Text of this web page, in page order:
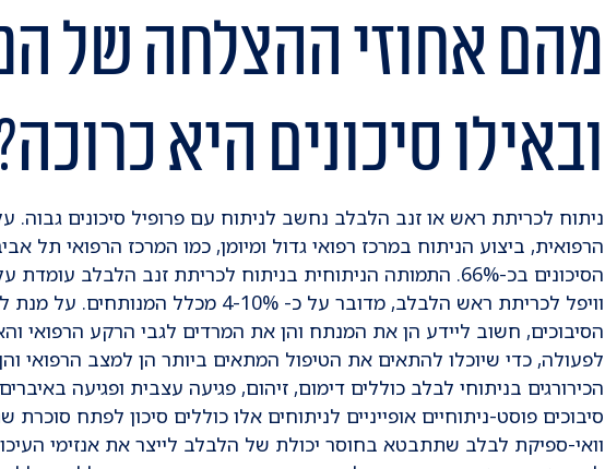
מהם אחוזי ההצלחה של
ובאילו סיכונים היא
ניתוח לכריתת ראש או זנב הלבלב נחשב לניתוח עם פרופיל סיכונים גבוה.
הרפואית, ביצוע הניתוח במרכז רפואי גדול ומיומן, כמו המרכז הרפואי תל
וויפל לכריתת ראש הלבלב, מדובר על כ- 4-10% מכלל
הסיבוכים, חשוב ליידע הן את המנתח והן את המרדים לגבי הרקע הרפואי
לפעולה, כדי שיוכלו להתאים את הטיפול המתאים ביותר הן למצב הרפואי
הכירורגים בניתוחי לבלב כוללים דימום, זיהום, פגיעה עצבית ופגיעה
סיבוכים פוסט-ניתוחיים אופייניים לניתוחים אלו כוללים סיכון לפתח סוכרת
וואי-ספיקת לבלב שתתבטא בחוסר יכולת של הלבלב לייצר את אנזימי